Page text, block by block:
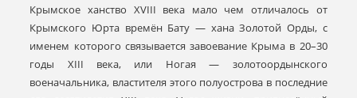
Крымское ханство XVIII века мало чем отличалось от
Крымского Юрта времён Бату — хана Золотой Орды, с
именем которого связывается завоевание Крыма в 20–30
годы XIII века, или Ногая — золотоордынского
военачальника, властителя этого полуострова в последние